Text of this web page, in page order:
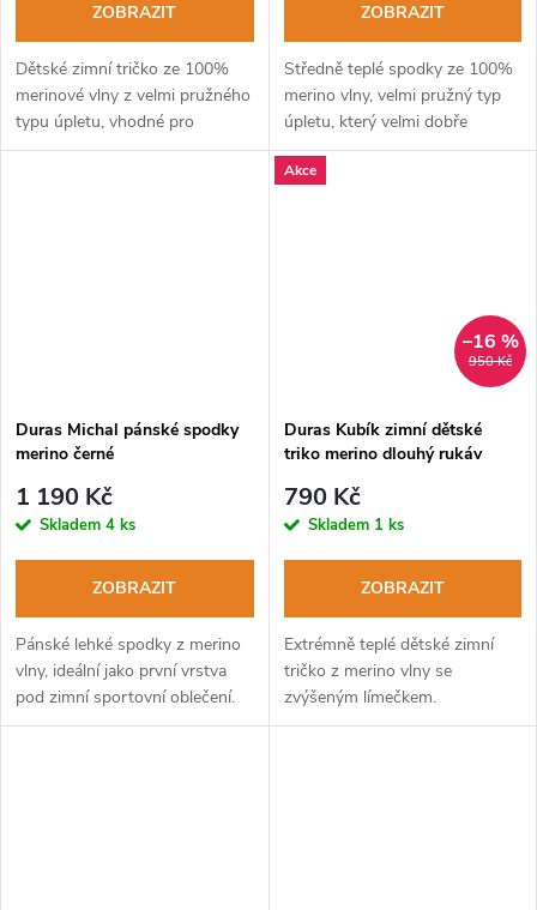
ZOBRAZIT
Dětské zimní tričko ze 100%
merinové vlny z velmi pružného
typu úpletu, vhodné pro
chladné počasí.
ZOBRAZIT
Středně teplé spodky ze 100%
merino vlny, velmi pružný typ
úpletu, který velmi dobře
kopíruje kontury těla.
Duras Michal pánské spodky
merino černé
1 190 Kč
Skladem 4 ks
ZOBRAZIT
Pánské lehké spodky z merino
vlny, ideální jako první vrstva
pod zimní sportovní oblečení.
Akce
950 Kč
–16 %
Duras Kubík zimní dětské
triko merino dlouhý rukáv
790 Kč
Skladem 1 ks
ZOBRAZIT
Extrémně teplé dětské zimní
tričko z merino vlny se
zvýšeným límečkem.